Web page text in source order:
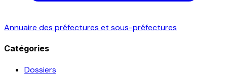
Annuaire des préfectures et sous-préfectures
Catégories
Dossiers